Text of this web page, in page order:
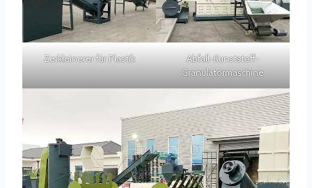
Zerkleinerer für Plastik
Abfall-Kunststoff-
Granulatormaschine